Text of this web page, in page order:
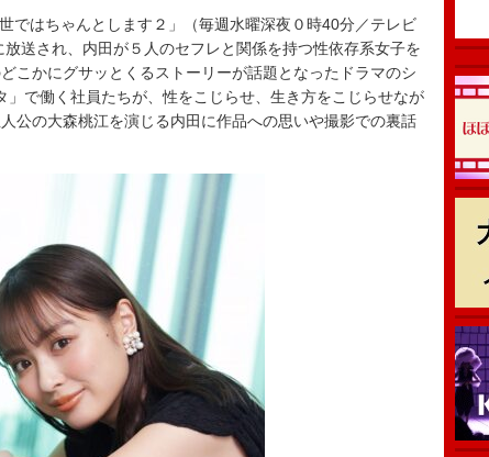
はちゃんとします２」（毎週水曜深夜０時40分／テレビ
送され、内田が５人のセフレと関係を持つ性依存系女子を
こかにグサッとくるストーリーが話題となったドラマのシ
で働く社員たちが、性をこじらせ、生き方をこじらせなが
公の大森桃江を演じる内田に作品への思いや撮影での裏話